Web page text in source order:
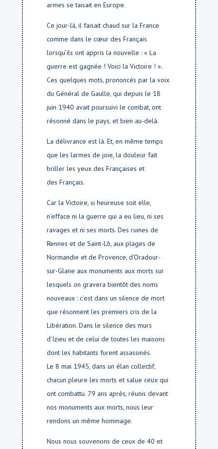
armes se taisait en Europe.
Ce jour-là, il faisait chaud sur la France
comme dans le cœur des Français
lorsqu’ils ont appris la nouvelle : « La
guerre est gagnée ! Voici la Victoire ! ».
Ces quelques mots, prononcés par la voix
du Général de Gaulle, qui depuis le 18
juin 1940 avait poursuivi le combat, ont
résonné dans le pays, et bien au-delà.
La délivrance est là. Et, en même temps
que les larmes de joie, la douleur fait
briller les yeux des Françaises et
des Français.
Car la Victoire, si heureuse soit elle,
n’efface ni la guerre qui a eu lieu, ni ses
ravages et ni ses morts. Des ruines de
Rennes et de Saint-Lô, aux plages de
Normandie et de Provence, d’Oradour-
sur-Glane aux monuments aux morts sur
lesquels on gravera bientôt des noms
nouveaux : c’est dans un silence de mort
que résonnent les premiers cris de la
Libération. Dans le silence des murs
d’Izieu et de celui de toutes les maisons
dont les habitants furent assassinés.
Le 8 mai 1945, dans un élan collectif,
chacun pleure les morts et salue ceux qui
ont combattu. 79 ans après, réunis devant
nos monuments aux morts, nous leur
rendons un même hommage.
Nous nous souvenons de ceux de 40 et